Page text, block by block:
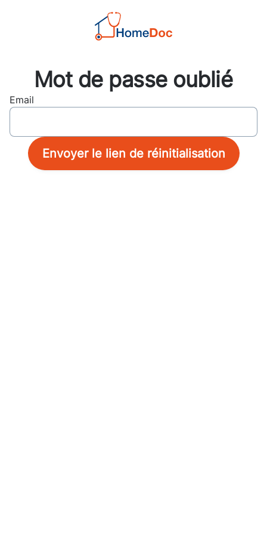
Mot de passe oublié
Email
Envoyer le lien de réinitialisation